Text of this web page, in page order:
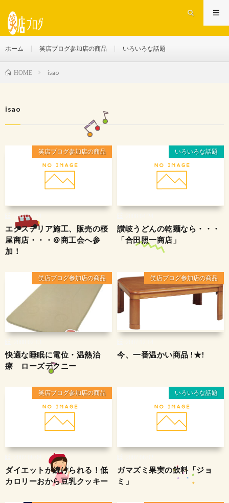
ホーム 笑店ブログ参加店の商品 いろいろな話題
HOME isao
isao
笑店ブログ参加店の商品
2008.04.24
エクステリア施工、販売の桜
屋商店・・・＠商工会へ参
加！
いろいろな話題
讃岐うどんの乾麺なら・・・
「合田照一商店」
笑店ブログ参加店の商品
快適な睡眠に電位・温熱治
療 ローズテクニー
笑店ブログ参加店の商品
今、一番温かい商品 !★!
笑店ブログ参加店の商品
ダイエットが続けられる！低
カロリーおから豆乳クッキー
いろいろな話題
ガマズミ果実の飲料「ジョ
ミ」